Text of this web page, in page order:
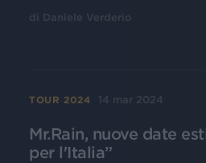
di Daniele Verderio
TOUR 2024 14 mar 2024
Mr.Rain, nuove date
per l'Italia”